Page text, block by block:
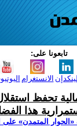
تابعونا على:
الانستغرام لينكدإن
تحفظ
هذا
المتمدن» على